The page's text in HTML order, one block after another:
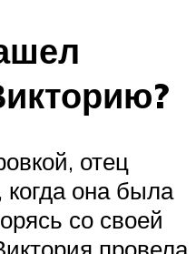
отец
когда она была
со своей